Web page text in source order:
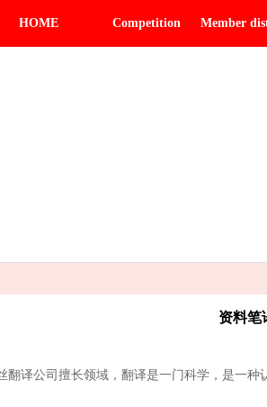
HOME Competition Member
资料笔
译公司擅长领域，翻译是一门科学，是一种